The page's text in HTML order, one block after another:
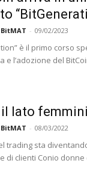
- 09/02/2023
è il primo corso
e l’adozione del
il lato
- 08/03/2022
trading sta
di clienti Conio donne